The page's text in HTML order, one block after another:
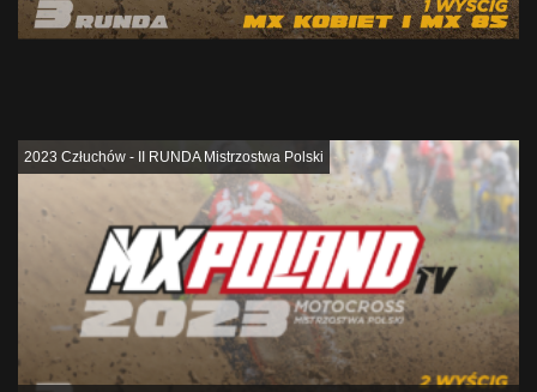
2023 Człuchów - II RUNDA Mistrzostwa Polski